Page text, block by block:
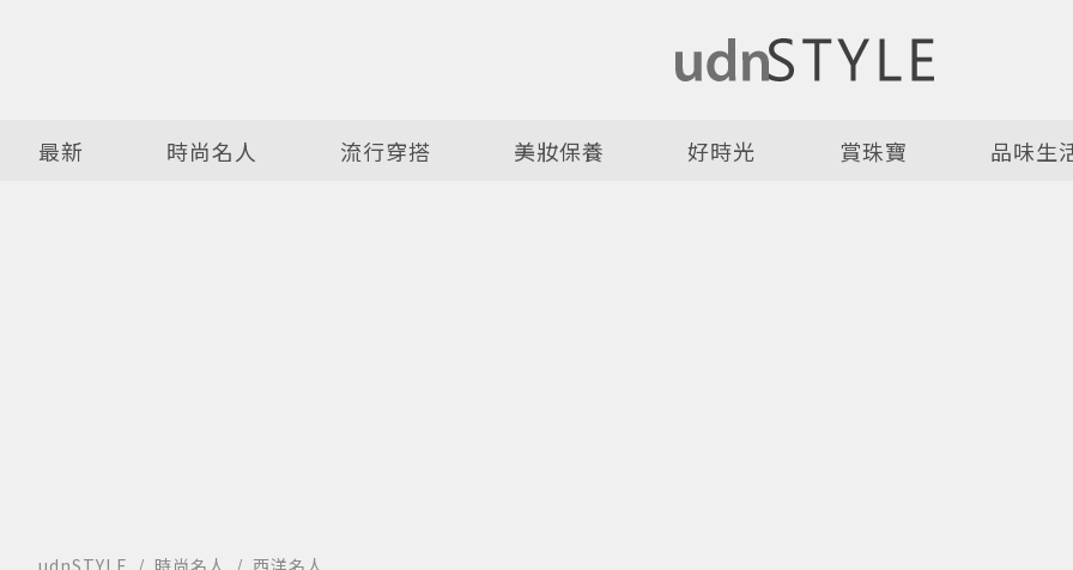
最新 時尚名人 流行穿搭 美妝保養 好時光 賞珠寶 品味生
udnSTYLE 時尚名人 西洋名人